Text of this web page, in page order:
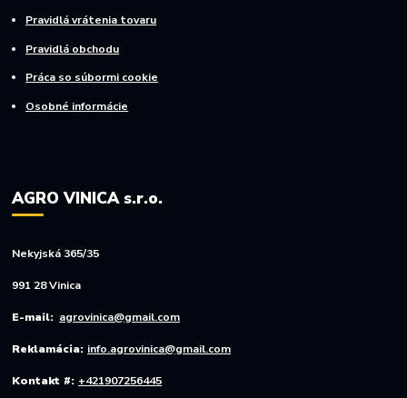
Pravidlá vrátenia tovaru
Pravidlá obchodu
Práca so súbormi cookie
Osobné informácie
AGRO VINICA s.r.o.
Nekyjská 365/35
991 28 Vinica
E-mail: agrovinica@gmail.com
Reklamácia: info.agrovinica@gmail.com
Kontakt #: +421907256445